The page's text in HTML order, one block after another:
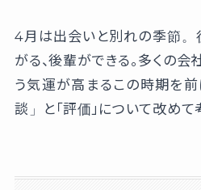
4月は出会いと別れの季節。
がる、後輩ができる。多くの会
う気運が高まるこの時期を前
談」と「評価」について改めて